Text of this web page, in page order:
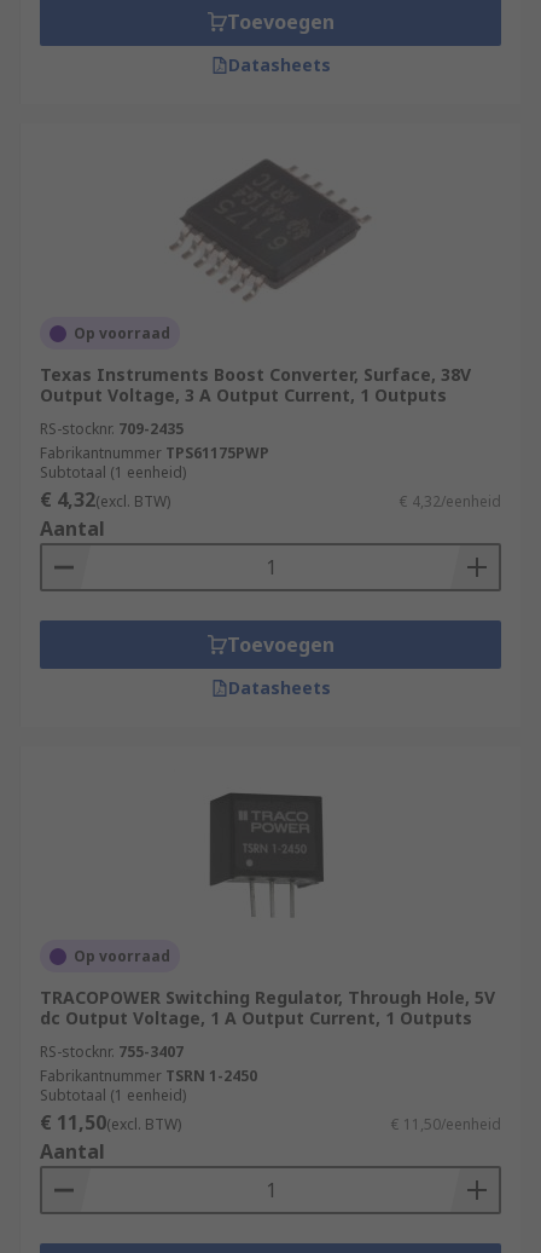
Toevoegen
Datasheets
Op voorraad
Texas Instruments Boost Converter, Surface, 38V
Output Voltage, 3 A Output Current, 1 Outputs
RS-stocknr. 709-2435
Fabrikantnummer TPS61175PWP
Subtotaal (1 eenheid)
€ 4,32(excl. BTW) € 4,32/eenheid
Aantal
Toevoegen
Datasheets
Op voorraad
TRACOPOWER Switching Regulator, Through Hole, 5V
dc Output Voltage, 1 A Output Current, 1 Outputs
RS-stocknr. 755-3407
Fabrikantnummer TSRN 1-2450
Subtotaal (1 eenheid)
€ 11,50(excl. BTW) € 11,50/eenheid
Aantal